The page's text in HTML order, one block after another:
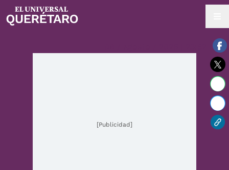
09 / agosto / 2026 | 23:52 hrs.
[Publicidad]